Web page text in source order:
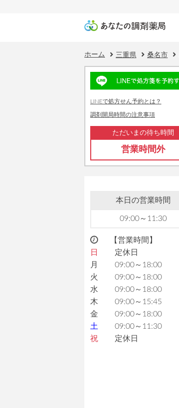
ホーム 三重県 桑名市
LINEで処方せん予約とは？
調剤開局時間の注意事項
ただいまの待ち時間
営業時間外
本日の営業時間
09:00～11:30
【営業時間】
日
定休日
月
09:00～18:00
火
09:00～18:00
水
09:00～18:00
木
09:00～15:45
金
09:00～18:00
土
09:00～11:30
祝
定休日